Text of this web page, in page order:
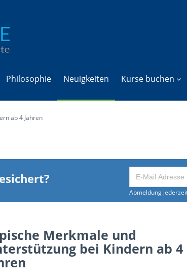
Philosophie Neuigkeiten Kurse buchen
ab 4 Jahren
Abmeldung
Merkmale und
bei Kindern ab 4